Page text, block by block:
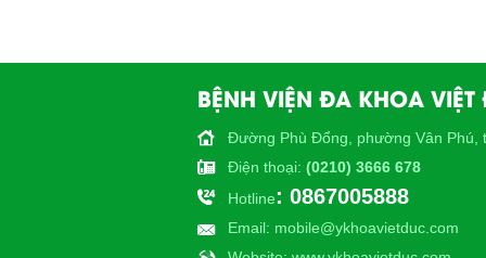
BỆNH VIỆN ĐA KHOA VIỆT
Đường Phù Đổng, phường Vân Phú,
Điện thoại: (0210) 3666 678
Hotline: 0867005888
Email: mobile@ykhoavietduc.com